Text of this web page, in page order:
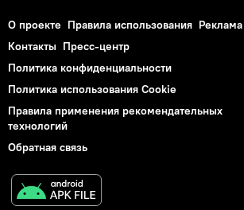
О проекте Правила использования Реклама
Контакты Пресс-центр
Политика конфиденциальности
Политика использования Cookie
Правила применения рекомендательных
технологий
Обратная связь